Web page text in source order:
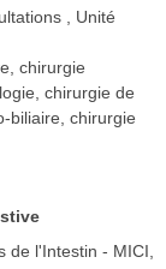
Unité
chirurgie
chirurgie de
biliaire, chirurgie
de l'Intestin - MICI,